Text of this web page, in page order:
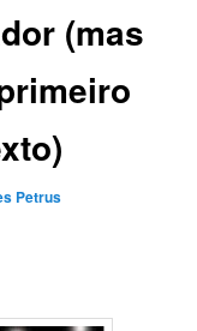
(mas
Petrus